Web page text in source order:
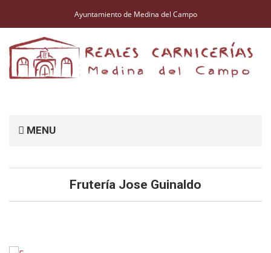
Ayuntamiento de Medina del Campo
MENU
Frutería Jose Guinaldo